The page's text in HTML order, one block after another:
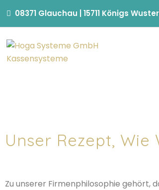
08371 Glauchau | 15711 Königs
Unser Rezept,
Zu unserer Firmenphilosophie gehört,